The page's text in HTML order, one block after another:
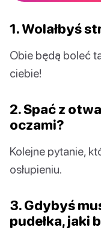
1. Wolałbyś
Obie będą boleć
ciebie!
2. Spać z
oczami?
Kolejne pytanie,
osłupieniu.
3. Gdybyś
pudełka, jaki